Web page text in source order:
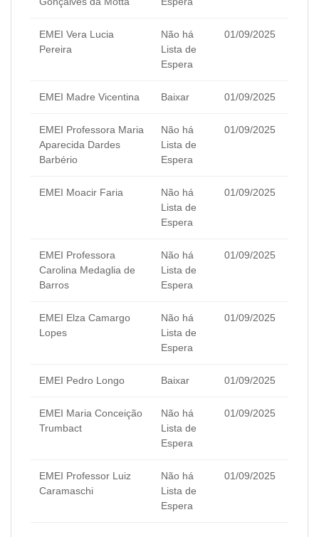
EMEI Vera Lucia
Pereira
Não há
Lista de
Espera
01/09/2025
EMEI Madre Vicentina Baixar 01/09/2025
EMEI Professora Maria
Aparecida Dardes
Barbério
Não há
Lista de
Espera
01/09/2025
EMEI Moacir Faria
Não há
Lista de
Espera
01/09/2025
EMEI Professora
Carolina Medaglia de
Barros
Não há
Lista de
Espera
01/09/2025
EMEI Elza Camargo
Lopes
Não há
Lista de
Espera
01/09/2025
EMEI Pedro Longo Baixar 01/09/2025
EMEI Maria Conceição
Trumbact
Não há
Lista de
Espera
01/09/2025
EMEI Professor Luiz
Caramaschi
Não há
Lista de
Espera
01/09/2025